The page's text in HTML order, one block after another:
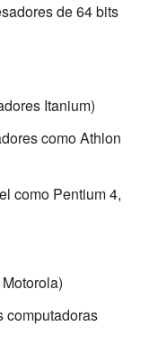
de 64 bits
Itanium)
como Athlon
como Pentium 4,
computadoras